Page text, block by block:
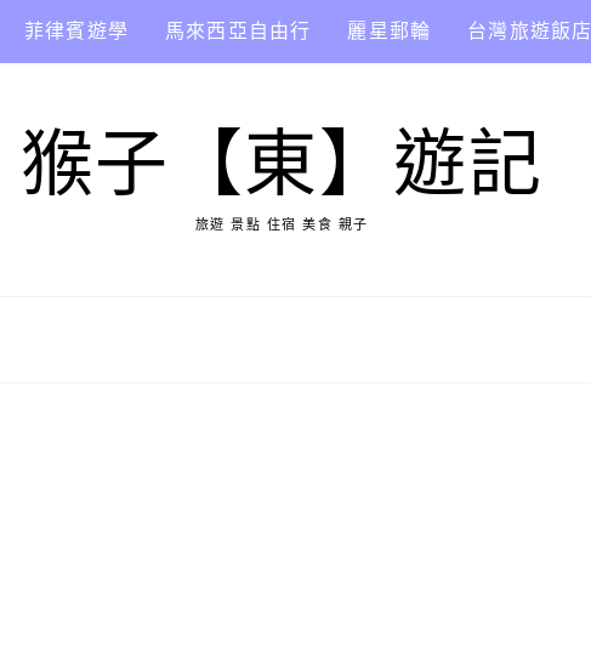
菲律賓遊學 馬來西亞自由行 麗星郵輪 台灣旅遊飯店
猴子【東】遊記
旅遊 景點 住宿 美食 親子